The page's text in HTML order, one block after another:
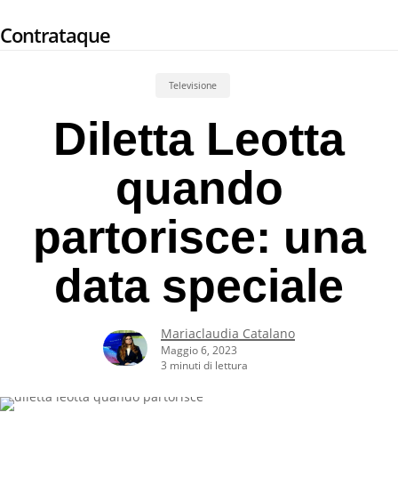
to
Contrataque
Televisione
Diletta Leotta
quando
partorisce: una
data speciale
Mariaclaudia Catalano
Maggio 6, 2023
3 minuti di lettura